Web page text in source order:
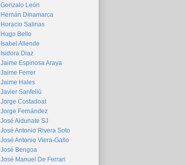
Gonzalo León
Hernán Dinamarca
Horacio Salinas
Hugo Bello
Isabel Allende
Isidora Diaz
Jaime Espinosa Araya
Jaime Ferrer
Jaime Hales
Javier Sanfeliú
Jorge Costadoat
Jorge Fernández
José Aldunate SJ
José Antonio Rivera Soto
José Antonio Viera-Gallo
José Bengoa
José Manuel De Ferrari